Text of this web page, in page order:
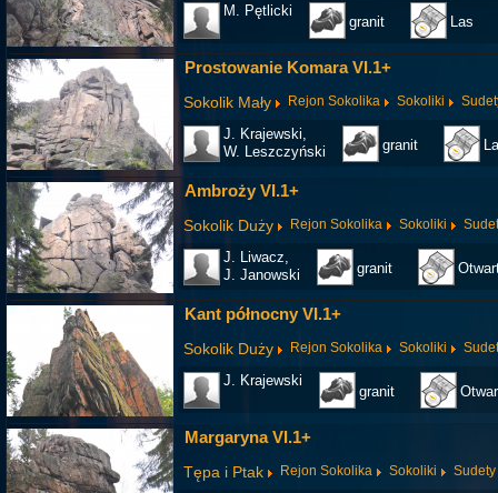
M. Pętlicki
granit Las
Prostowanie Komara VI.1+
Sokolik Mały Rejon Sokolika Sokoliki
J. Krajewski,
W. Leszczyński
granit
Ambroży VI.1+
Sokolik Duży Rejon Sokolika Sokoliki
J. Liwacz,
J. Janowski
granit
Kant północny VI.1+
Sokolik Duży Rejon Sokolika Sokoliki
J. Krajewski
granit
Margaryna VI.1+
Tępa i Ptak Rejon Sokolika Sokoliki Sudety